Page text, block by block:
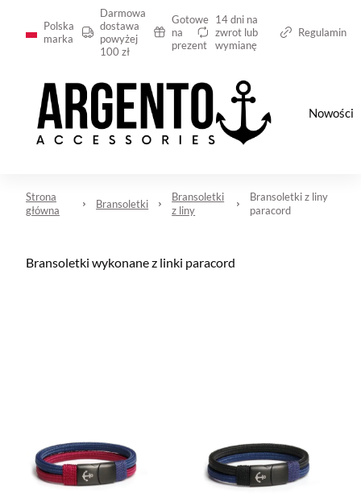
Polska
marka
Darmowa
dostawa
powyżej
100 zł
Gotowe
na
prezent
14 dni na
zwrot lub
wymianę
Regulamin
Nowości
Strona
główna
Bransoletki
Bransoletki
z liny
Bransoletki z liny
paracord
Bransoletki wykonane z linki paracord